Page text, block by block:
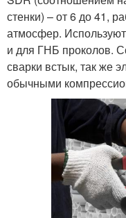
стенки) – от 6 до 41,
атмосфер.
и для ГНБ проколов.
сварки встык, так же
обычными